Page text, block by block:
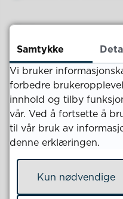
Fakturaer
krav
Fra og med 1.
side vurderes å avvise
ikke tilfredsstiller
innhold, format eller
Vi setter pris på deres
Ta gjerne kontakt med
Samtykke
Vi bruker
forbedre
innhold og tilby
vår. Ved å fortsette å
til vår bruk av
denne erklæringen.
Kun nødvendige